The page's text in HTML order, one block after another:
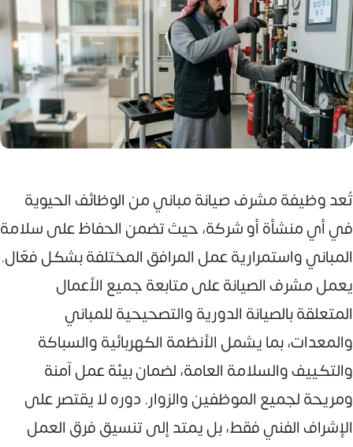
تُعد وظيفة مشرف صيانة مباني من الوظائف الحيوية
في أي منشأة أو شركة، حيث تضمن الحفاظ على سلامة
المباني واستمرارية عمل المرافق المختلفة بشكل فعّال.
يعمل مشرف الصيانة على متابعة جميع الأعمال
المتعلقة بالصيانة الدورية والتصحيحية للمباني
والمعدات، بما يشمل الأنظمة الكهربائية والسباكة
والتكييف والسلامة العامة، لضمان بيئة عمل آمنة
ومريحة لجميع الموظفين والزوار. دوره لا يقتصر على
الإشراف الفني فقط، بل يمتد إلى تنسيق فرق العمل